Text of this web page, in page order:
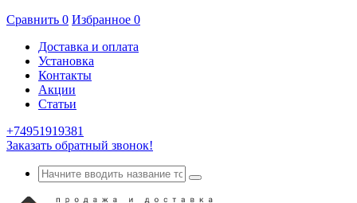
Сравнить 0 Избранное 0
Доставка и оплата
Установка
Контакты
Акции
Статьи
+74951919381
Заказать обратный звонок!